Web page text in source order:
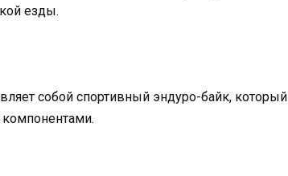
езды.
собой спортивный эндуро-байк, который